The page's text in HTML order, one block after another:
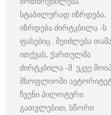
სტაბილურად იზრდება.
იზრდება ძირტკბილა -ს
ფასებიც . შეიძლება
ითქვას, ქართულმა
ძირტკბილა -მ უკვე
მსოფლიოში
ჩვენი პილოტური
გათვლებით, სწორი